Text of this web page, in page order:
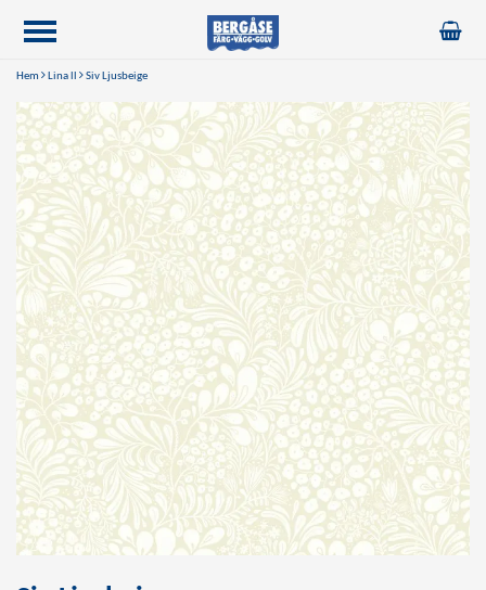
Hem Lina ll Siv Ljusbeige